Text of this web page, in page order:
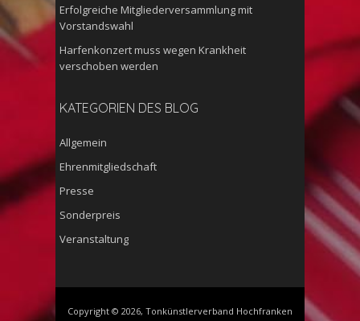
Erfolgreiche Mitgliederversammlung mit
Vorstandswahl
Harfenkonzert muss wegen Krankheit
verschoben werden
KATEGORIEN DES BLOG
Allgemein
Ehrenmitgliedschaft
Presse
Sonderpreis
Veranstaltung
Copyright © 2026, Tonkünstlerverband Hochfranken